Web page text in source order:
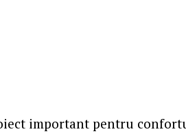
important pentru